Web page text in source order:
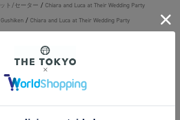
ト/セーター / Chiara and Luca at Their Wedding Party
/ Chiara and Luca at Their Wedding Party
ITEMS